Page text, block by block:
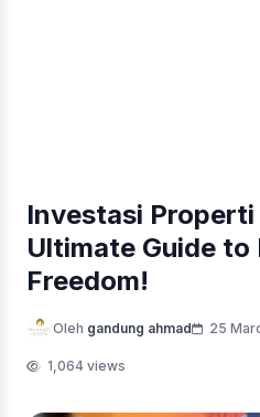
Investasi Properti
Ultimate Guide to
Freedom!
Oleh gandung ahmad 25
1,064 views